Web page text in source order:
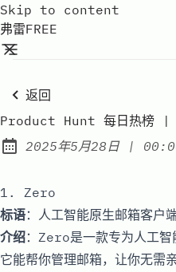
Skip to content
弗雷FREE
返回
Product Hunt 每日热榜 |
Published:
2025年5月28日| at
1. Zero
标语：人工智能原生邮箱客户
介绍：Zero是一款专为人工智
它能帮你管理邮箱，让你无需亲